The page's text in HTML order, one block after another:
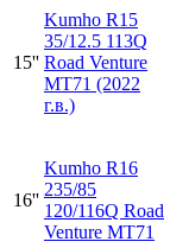
15''
Kumho R15
35/12.5 113Q
Road Venture
MT71 (2022
г.в.)
16''
Kumho R16
235/85
120/116Q Road
Venture MT71